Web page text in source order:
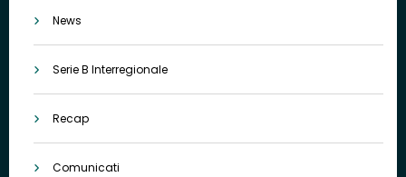
News
Serie B Interregionale
Recap
Comunicati